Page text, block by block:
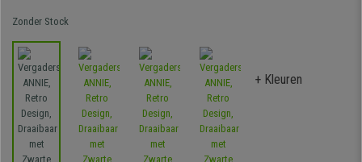
Zonder Stock
+ Kleuren